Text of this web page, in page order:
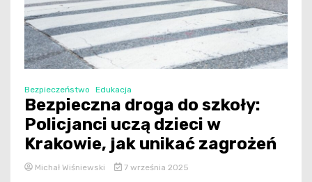
Bezpieczeństwo Edukacja
Bezpieczna droga do szkoły:
Policjanci uczą dzieci w
Krakowie, jak unikać zagrożeń
Michał Wiśniewski 7 września 2025